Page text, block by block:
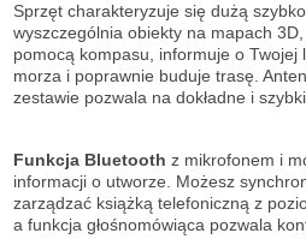
Sprzęt charakteryzuje się dużą
wyszczególnia obiekty na mapach
pomocą kompasu, informuje o Twojej
morza i poprawnie buduje trasę.
zestawie pozwala na dokładne i
Funkcja Bluetooth z mikrofonem i
informacji o utworze. Możesz
zarządzać książką telefoniczną z
a funkcja głośnomówiąca pozwala